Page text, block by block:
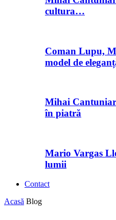
cultura…
Coman Lupu,
model de
Mihai
în piatră
Mario Vargas
lumii
Contact
Acasă Blog